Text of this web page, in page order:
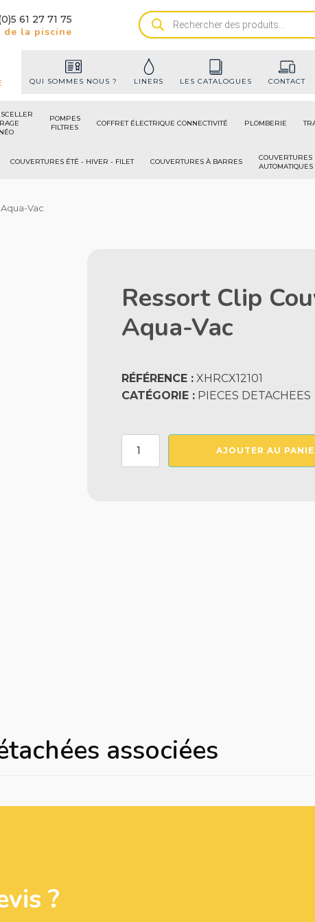
61 27 71 75
de la piscine
Recherche
de
QUI SOMMES NOUS ? LINERS LES CATALOGUES CONTACT
POMPES
FILTRES
COFFRET ÉLECTRIQUE CONNECTIVITÉ PLOMBERIE
COUVERTURES ÉTÉ - HIVER - FILET COUVERTURES À BARRES
COUVERTURES
AUTOMATIQUES
Vac
Ressort Clip
Aqua-Vac
RÉFÉRENCE : XHRCX12101
CATÉGORIE : PIECES DETACHEES
quantité
AJOUTER AU
associées
?